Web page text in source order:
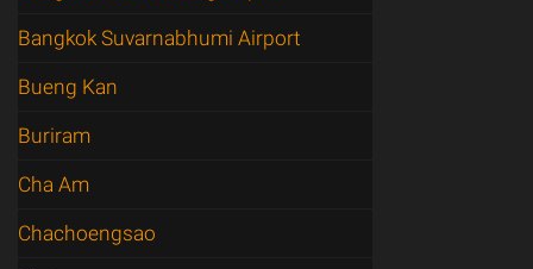
Bangkok Suvarnabhumi Airport
Bueng Kan
Buriram
Cha Am
Chachoengsao